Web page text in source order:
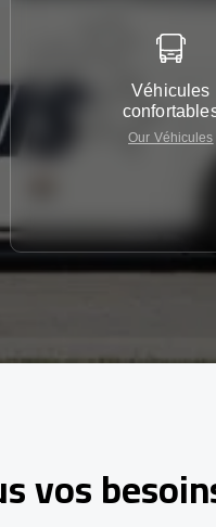
Véhicules
Our Véhicules
vos